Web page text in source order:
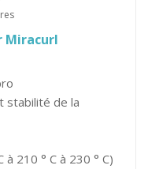
Miracurl
stabilité de la
210 ° C à 230 ° C)